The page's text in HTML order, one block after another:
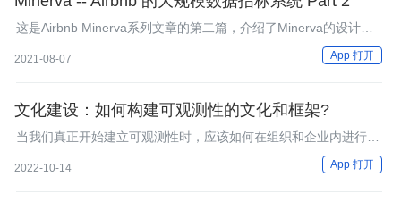
这是Airbnb Minerva系列文章的第二篇，介绍了Minerva的设计原
2021-08-07 App 打开
文化建设：如何构建可观测性的文化和框架?
当我们真正开始建立可观测性时，应该如何在组织和企业内进行更
好地推广，应该以什么为参照？又应当期待它达到什么效果呢？
2022-10-14 App 打开